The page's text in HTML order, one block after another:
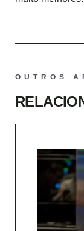
OUTROS